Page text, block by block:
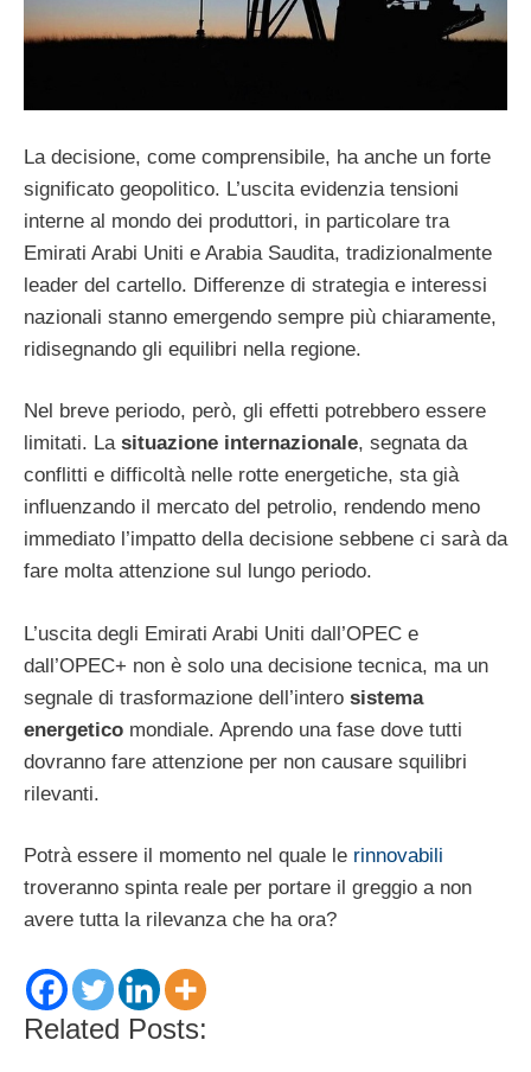
La decisione, come comprensibile, ha anche un forte
significato geopolitico. L’uscita evidenzia tensioni
interne al mondo dei produttori, in particolare tra
Emirati Arabi Uniti e Arabia Saudita, tradizionalmente
leader del cartello. Differenze di strategia e interessi
nazionali stanno emergendo sempre più chiaramente,
ridisegnando gli equilibri nella regione.
Nel breve periodo, però, gli effetti potrebbero essere
limitati. La situazione internazionale, segnata da
conflitti e difficoltà nelle rotte energetiche, sta già
influenzando il mercato del petrolio, rendendo meno
immediato l’impatto della decisione sebbene ci sarà da
fare molta attenzione sul lungo periodo.
L’uscita degli Emirati Arabi Uniti dall’OPEC e
dall’OPEC+ non è solo una decisione tecnica, ma un
segnale di trasformazione dell’intero sistema
energetico mondiale. Aprendo una fase dove tutti
dovranno fare attenzione per non causare squilibri
rilevanti.
Potrà essere il momento nel quale le rinnovabili
troveranno spinta reale per portare il greggio a non
avere tutta la rilevanza che ha ora?
Related Posts: